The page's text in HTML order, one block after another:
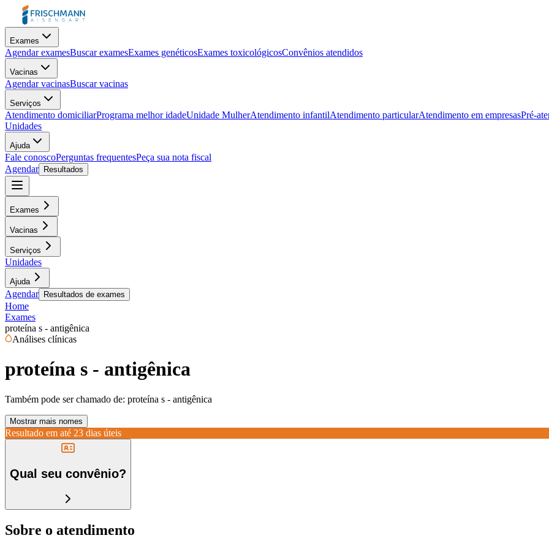
Exames
Agendar examesBuscar examesExames genéticosExames toxicológicosConvênios atendidos
Vacinas
Agendar vacinasBuscar vacinas
Serviços
Atendimento domiciliarPrograma melhor idadeUnidade MulherAtendimento infantilAtendimento particularAtendimento em empresasPré-
Unidades
Ajuda
Fale conoscoPerguntas frequentesPeça sua nota fiscal
Agendar
Resultados
Exames
Vacinas
Serviços
Unidades
Ajuda
Agendar Resultados de exames
Home
Exames
proteína s - antigênica
Análises clínicas
proteína s - antigênica
Também pode ser chamado de: proteína s - antigênica
Mostrar mais nomes
Resultado em até 23 dias úteis
Qual seu convênio?
Sobre o atendimento